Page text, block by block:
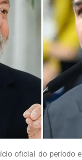
oficial do período